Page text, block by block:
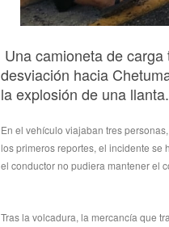
Una camioneta de
desviación hacia
la explosión de una llanta.
En el vehículo viajaban tres
los primeros reportes, el incidente
el conductor no pudiera mantener el
Tras la volcadura, la mercancía que